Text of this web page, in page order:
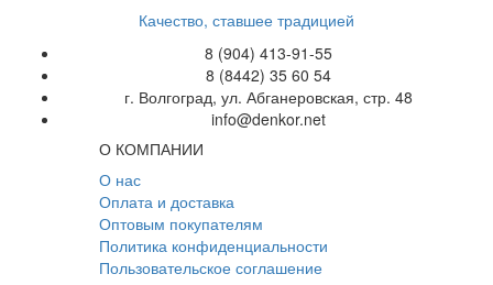
Качество, ставшее традицией
8 (904) 413-91-55
8 (8442) 35 60 54
г. Волгоград, ул. Абганеровская, стр. 48
info@denkor.net
О КОМПАНИИ
О нас
Оплата и доставка
Оптовым покупателям
Политика конфиденциальности
Пользовательское соглашение